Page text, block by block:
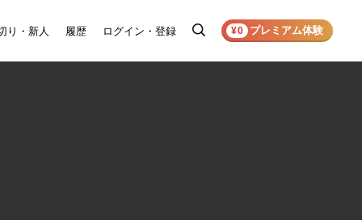
り・新人 履歴 ログイン・登録
検
¥0 プレミアム体験